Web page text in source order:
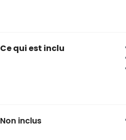
Ce qui est inclu
Non inclus